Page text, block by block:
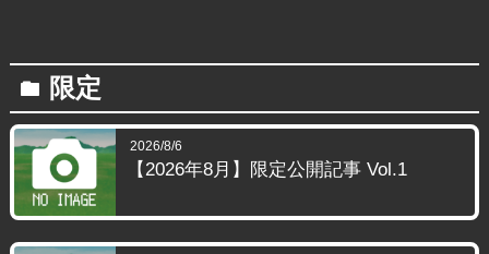
folder 限定
2026/8/6
【2026年8月】限定公開記事 Vol.1